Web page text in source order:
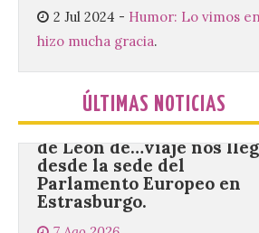
2 Jul 2024 - Humor: Lo vimos
hizo mucha gracia.
ÚLTIMAS NOTICIAS
Ayuntamiento de Gradefes,
[…]
La decimoctava fotografía
de León de…viaje nos
Parlamento Europeo en
Estrasburgo.
7 Ago 2026